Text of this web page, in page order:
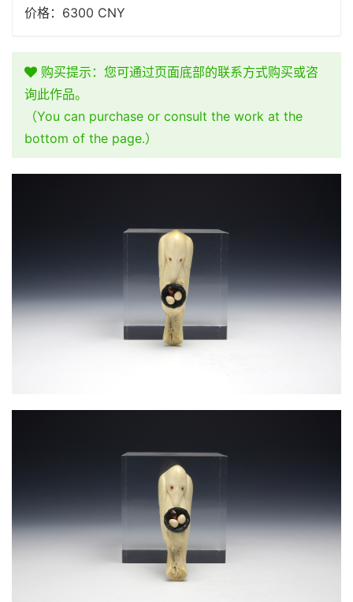
价格：6300 CNY
购买提示：您可通过页面底部的联系方式购买或咨
询此作品。
（You can purchase or consult the work at the
bottom of the page.）